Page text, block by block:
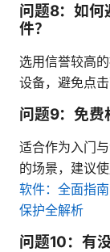
问题8：如何
件？
选用信誉较高
设备，避免点击
问题9：免费
适合作为入门
的场景，建议
软件：全面指
保护全解析
问题10：有